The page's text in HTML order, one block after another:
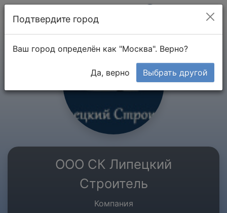
ООО СК Липецкий
Строитель
Компания
Подтвердите город
Ваш город определён как "Москва". Верно?
Да, верно Выбрать другой